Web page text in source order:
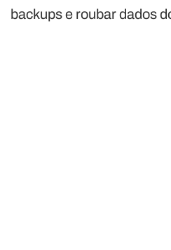
backups e roubar dados